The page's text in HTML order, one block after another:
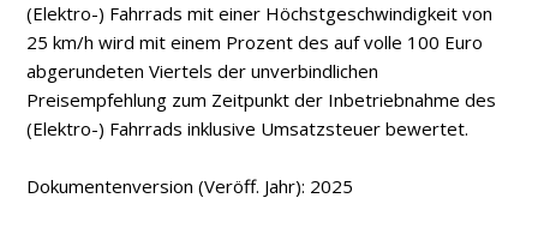
(Elektro-) Fahrrads mit einer Höchstgeschwindigkeit von
25 km/h wird mit einem Prozent des auf volle 100 Euro
abgerundeten Viertels der unverbindlichen
Preisempfehlung zum Zeitpunkt der Inbetriebnahme des
(Elektro-) Fahrrads inklusive Umsatzsteuer bewertet.
Dokumentenversion (Veröff. Jahr): 2025